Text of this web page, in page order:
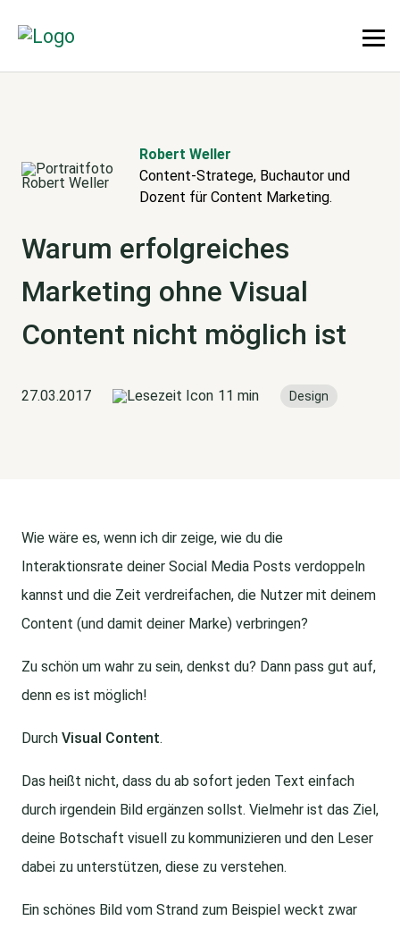
Robert Weller
Content-Stratege, Buchautor und
Dozent für Content Marketing.
Warum erfolgreiches
Marketing ohne Visual
Content nicht möglich ist
27.03.2017 11 min Design
Wie wäre es, wenn ich dir zeige, wie du die
Interaktionsrate deiner Social Media Posts verdoppeln
kannst und die Zeit verdreifachen, die Nutzer mit deinem
Content (und damit deiner Marke) verbringen?
Zu schön um wahr zu sein, denkst du? Dann pass gut auf,
denn es ist möglich!
Durch Visual Content.
Das heißt nicht, dass du ab sofort jeden Text einfach
durch irgendein Bild ergänzen sollst. Vielmehr ist das Ziel,
deine Botschaft visuell zu kommunizieren und den Leser
dabei zu unterstützen, diese zu verstehen.
Ein schönes Bild vom Strand zum Beispiel weckt zwar